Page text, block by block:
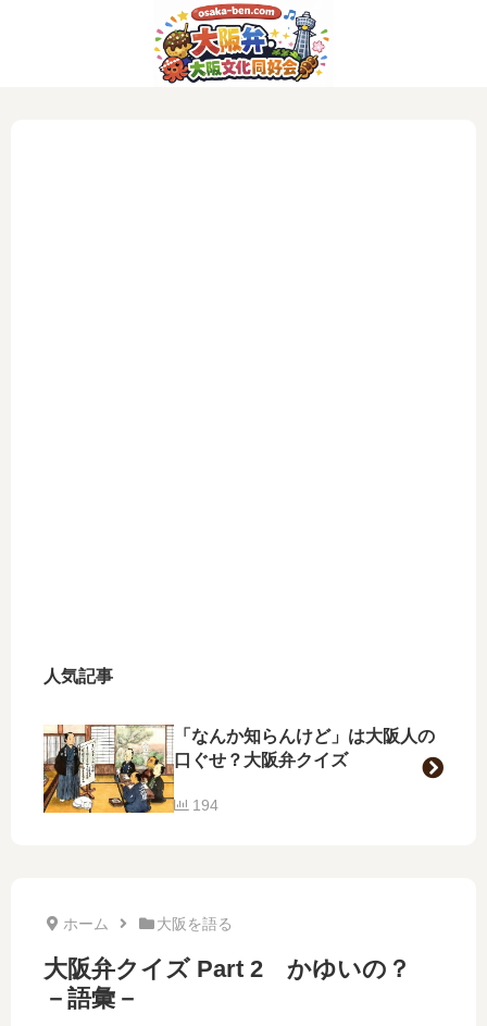
人気記事
「なんか知らんけど」は大阪人の
口ぐせ？大阪弁クイズ
194
ホーム 大阪を語る
大阪弁クイズ Part 2 かゆいの？
－語彙－